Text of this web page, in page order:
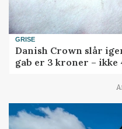
GRISE
Danish Crown slår
gab er 3 kroner – ikke